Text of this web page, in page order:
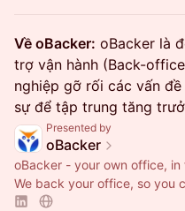
Về oBacker: oBacker là
trợ vận hành (Back-
nghiệp gỡ rối các vấn
sự để tập trung tăng
Presented by
oBacker
oBacker - your own office, in
We back your office, so you